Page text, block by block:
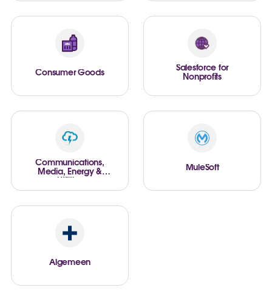
Consumer Goods
Salesforce for
Nonprofits
Communications,
Media, Energy &
MuleSoft
Algemeen